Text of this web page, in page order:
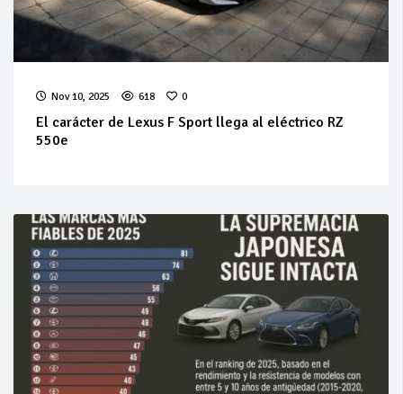
Nov 10, 2025 618 0
El carácter de Lexus F Sport llega al eléctrico RZ
550e